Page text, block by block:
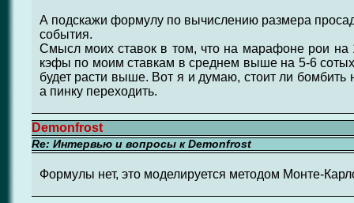
А подскажи формулу по вычислению размера
события.
Смысл моих ставок в том, что на марафоне рои
кэфы по моим ставкам в среднем выше на 5-6
будет расти выше. Вот я и думаю, стоит ли
а пинку переходить.
Demonfrost
Re: Интервью и вопросы к Demonfrost
Формулы нет, это моделируется методом Монте-